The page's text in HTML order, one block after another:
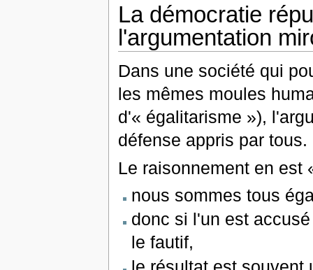
La démocratie
l'argumentation
Dans une société qui
les mêmes moules
d'« égalitarisme »),
défense appris par tous.
Le raisonnement en est
nous sommes tous
donc si l'un est
le fautif,